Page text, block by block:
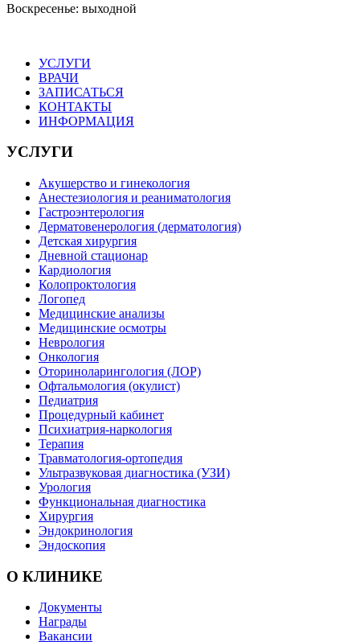
Воскресенье: выходной
УСЛУГИ
ВРАЧИ
ЗАПИСАТЬСЯ
КОНТАКТЫ
ИНФОРМАЦИЯ
УСЛУГИ
Акушерство и гинекология
Анестезиология и реаниматология
Гастроэнтерология
Дерматовенерология (дерматология)
Детская хирургия
Дневной стационар
Кардиология
Колопроктология
Логопед
Медицинские анализы
Медицинские осмотры
Неврология
Онкология
Оториноларингология (ЛОР)
Офтальмология (окулист)
Педиатрия
Процедурный кабинет
Психиатрия-наркология
Терапия
Травматология-ортопедия
Ультразвуковая диагностика (УЗИ)
Урология
Функциональная диагностика
Хирургия
Эндокринология
Эндоскопия
О КЛИНИКЕ
Документы
Награды
Вакансии